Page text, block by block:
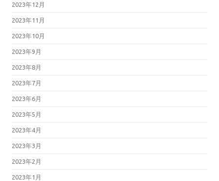
2023年12月
2023年11月
2023年10月
2023年9月
2023年8月
2023年7月
2023年6月
2023年5月
2023年4月
2023年3月
2023年2月
2023年1月